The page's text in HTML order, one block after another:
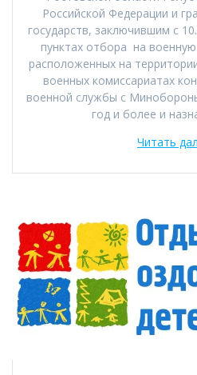
Российской Федерации и
государств, заключившим с
пунктах отбора на
расположенных на
военных комиссариатах
военной службы с
год и более и
Читать